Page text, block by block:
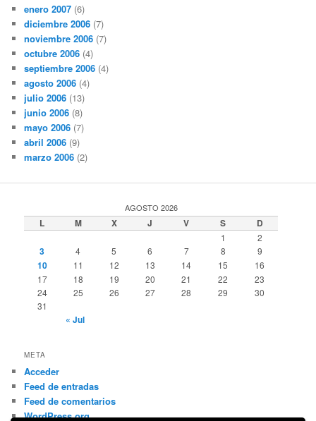
enero 2007 (6)
diciembre 2006 (7)
noviembre 2006 (7)
octubre 2006 (4)
septiembre 2006 (4)
agosto 2006 (4)
julio 2006 (13)
junio 2006 (8)
mayo 2006 (7)
abril 2006 (9)
marzo 2006 (2)
AGOSTO 2026
L M X J V S D
1 2
3 4 5 6 7 8 9
10 11 12 13 14 15
16
17
18 19 20 21 22
23
24
25 26 27 28 29
30
31
« Jul
META
Acceder
Feed de entradas
Feed de comentarios
WordPress.org